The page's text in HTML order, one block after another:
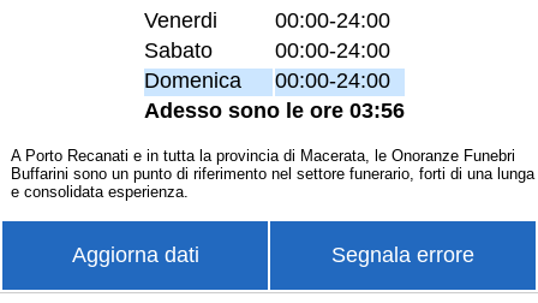
Venerdi
00:00-24:00
Sabato
00:00-24:00
Domenica
00:00-24:00
Adesso sono le ore 03:56
A Porto Recanati e in tutta la provincia di Macerata, le Onoranze Funebri
Buffarini sono un punto di riferimento nel settore funerario, forti di una lunga
e consolidata esperienza.
Aggiorna dati Segnala errore